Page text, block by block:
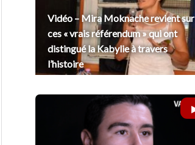
Vidéo – Mira Moknache revient sur
ces « vrais référendum » qui ont
distingué la Kabylie à travers
l’histoire